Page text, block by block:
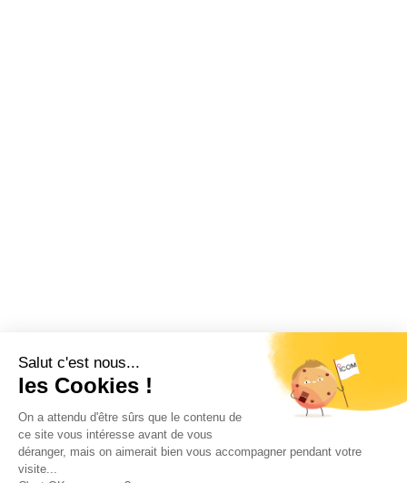
Restez informé !Abonnez-vous à la newsletter et recevez
toutes les actualités d’ICOM France